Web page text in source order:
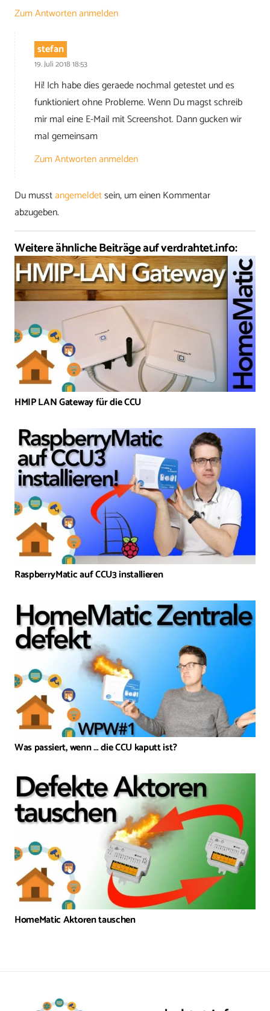
Zum Antworten anmelden
stefan
19. Juli 2018 18:53
Hi! Ich habe dies geraede nochmal getestet und es
funktioniert ohne Probleme. Wenn Du magst schreib
mir mal eine E-Mail mit Screenshot. Dann gucken wir
mal gemeinsam
Zum Antworten anmelden
Du musstangemeldetsein, um einen Kommentar
abzugeben.
Weitere ähnliche Beiträge auf verdrahtet.info:
HMIP LAN Gateway für die CCU
RaspberryMatic auf CCU3 installieren
Was passiert, wenn … die CCU kaputt ist?
HomeMatic Aktoren tauschen